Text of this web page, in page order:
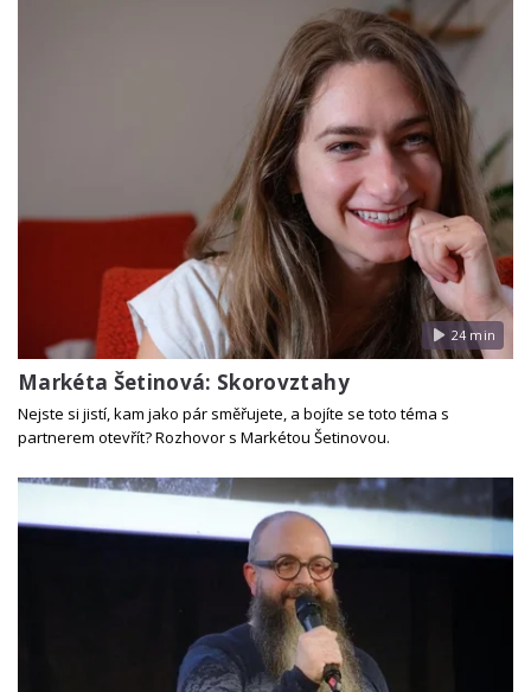
24 min
Markéta Šetinová: Skorovztahy
Nejste si jistí, kam jako pár směřujete, a bojíte se toto téma s
partnerem otevřít? Rozhovor s Markétou Šetinovou.